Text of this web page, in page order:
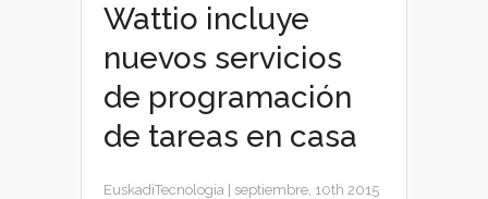
Wattio incluye
nuevos servicios
de programación
de tareas en casa
EuskadiTecnologia
septiembre, 10th 2015